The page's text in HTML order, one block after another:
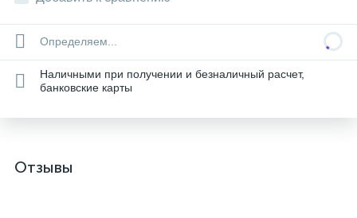
Определяем...
Наличными при получении и безналичный расчет,
банковские карты
Отзывы